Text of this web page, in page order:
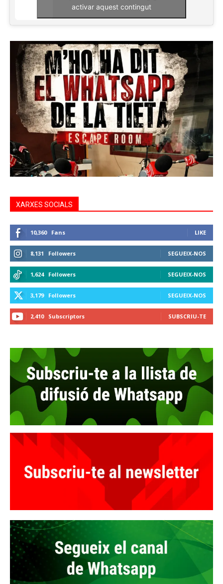
activar aquest contingut
XARXES SOCIALS
10,360 Fans LIKE
8,131 Followers SEGUEIX-NOS
1,624 Followers SEGUEIX-NOS
3,179 Followers SEGUEIX-NOS
2,410 Subscriptors SUBSCRIU-TE